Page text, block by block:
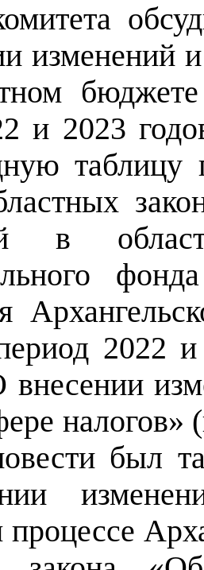
изменений
и 2023
таблицу
в
2022
внесении
налогов»
был